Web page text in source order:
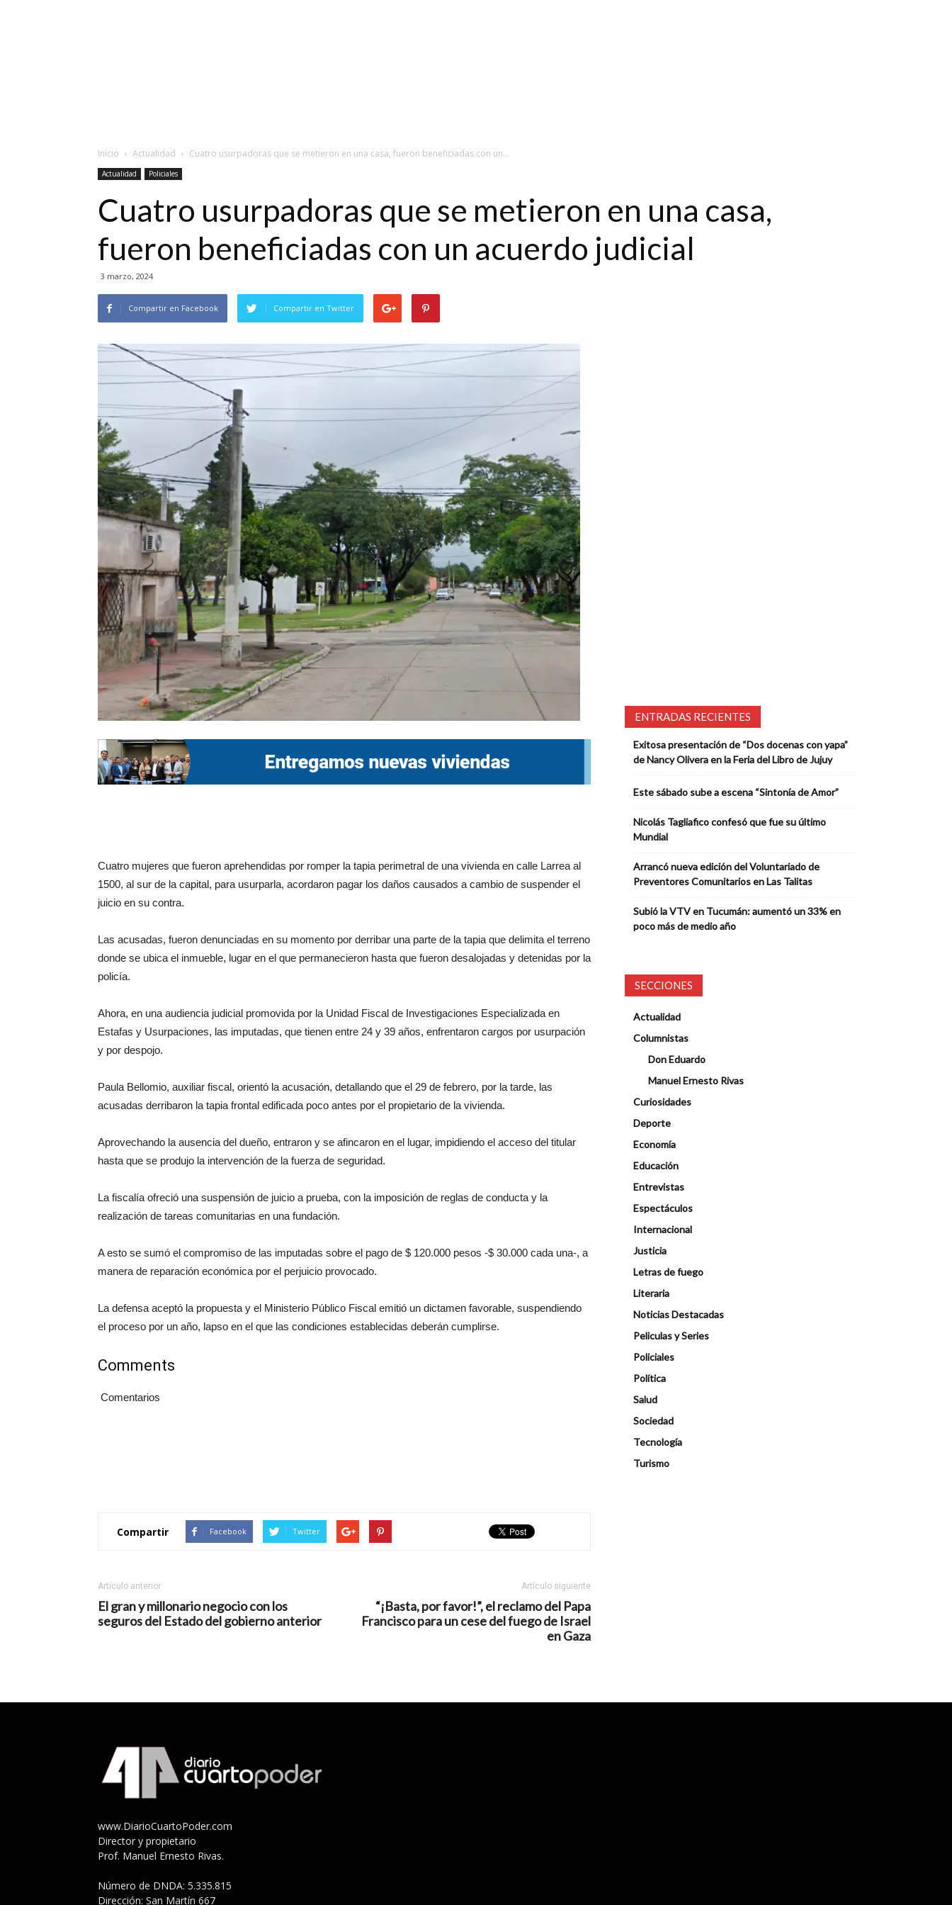
Inicio Actualidad Cuatro usurpadoras que se metieron en una casa, fueron beneficiadas con un...
Actualidad Policiales
Cuatro usurpadoras que se metieron en una casa,
fueron beneficiadas con un acuerdo judicial
3 marzo, 2024
Compartir en Facebook Compartir en Twitter
Cuatro mujeres que fueron aprehendidas por romper la tapia perimetral de una vivienda en calle Larrea al
1500, al sur de la capital, para usurparla, acordaron pagar los daños causados a cambio de suspender el
juicio en su contra.
Las acusadas, fueron denunciadas en su momento por derribar una parte de la tapia que delimita el terreno
donde se ubica el inmueble, lugar en el que permanecieron hasta que fueron desalojadas y detenidas por la
policía.
Ahora, en una audiencia judicial promovida por la Unidad Fiscal de Investigaciones Especializada en
Estafas y Usurpaciones, las imputadas, que tienen entre 24 y 39 años, enfrentaron cargos por usurpación
y por despojo.
Paula Bellomio, auxiliar fiscal, orientó la acusación, detallando que el 29 de febrero, por la tarde, las
acusadas derribaron la tapia frontal edificada poco antes por el propietario de la vivienda.
Aprovechando la ausencia del dueño, entraron y se afincaron en el lugar, impidiendo el acceso del titular
hasta que se produjo la intervención de la fuerza de seguridad.
La fiscalía ofreció una suspensión de juicio a prueba, con la imposición de reglas de conducta y la
realización de tareas comunitarias en una fundación.
A esto se sumó el compromiso de las imputadas sobre el pago de $ 120.000 pesos -$ 30.000 cada una-, a
manera de reparación económica por el perjuicio provocado.
La defensa aceptó la propuesta y el Ministerio Público Fiscal emitió un dictamen favorable, suspendiendo
el proceso por un año, lapso en el que las condiciones establecidas deberán cumplirse.
Comments
Comentarios
Compartir Facebook Twitter
Artículo anterior
El gran y millonario negocio con los
seguros del Estado del gobierno anterior
Artículo siguiente
“¡Basta, por favor!”, el reclamo del Papa
Francisco para un cese del fuego de Israel
en Gaza
ENTRADAS RECIENTES
Exitosa presentación de “Dos docenas con yapa”
de Nancy Olivera en la Feria del Libro de Jujuy
Este sábado sube a escena “Sintonía de Amor”
Nicolás Tagliafico confesó que fue su último
Mundial
Arrancó nueva edición del Voluntariado de
Preventores Comunitarios en Las Talitas
Subió la VTV en Tucumán: aumentó un 33% en
poco más de medio año
SECCIONES
Actualidad
Columnistas
Don Eduardo
Manuel Ernesto Rivas
Curiosidades
Deporte
Economía
Educación
Entrevistas
Espectáculos
Internacional
Justicia
Letras de fuego
Literaria
Noticias Destacadas
Peliculas y Series
Policiales
Política
Salud
Sociedad
Tecnología
Turismo
www.DiarioCuartoPoder.com
Director y propietario
Prof. Manuel Ernesto Rivas.
Número de DNDA: 5.335.815
Dirección: San Martín 667